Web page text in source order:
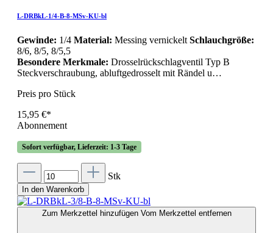
L-DRBkL-1/4-B-8-MSv-KU-bl
Gewinde: 1/4 Material: Messing vernickelt Schlauchgröße:
8/6, 8/5, 8/5,5
Besondere Merkmale: Drosselrückschlagventil Typ B
Steckverschraubung, abluftgedrosselt mit Rändel u…
Preis pro Stück
15,95 €*
Abonnement
Sofort verfügbar, Lieferzeit: 1-3 Tage
Stk
In den Warenkorb
Zum Merkzettel hinzufügen Vom Merkzettel entfernen